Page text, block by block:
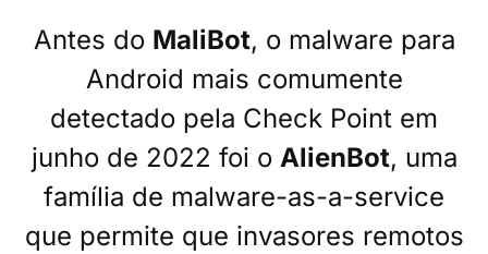
Antes do MaliBot, o malware para
Android mais comumente
detectado pela Check Point em
junho de 2022 foi o AlienBot, uma
família de malware-as-a-service
que permite que invasores remotos